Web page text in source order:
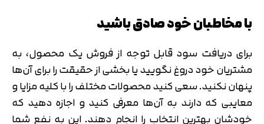
با مخاطبان خود صادق باشید
برای دریافت سود قابل توجه از فروش یک محصول، به
مشتریان خود دروغ نگویید یا بخشی از حقیقت را برای آن‌ها
پنهان نکنید. سعی کنید محصولات مختلف را با کلیه مزایا و
معایبی که دارند به آن‌ها معرفی کنید و اجازه دهید که
خودشان بهترین انتخاب را انجام دهند. این به نفع شما